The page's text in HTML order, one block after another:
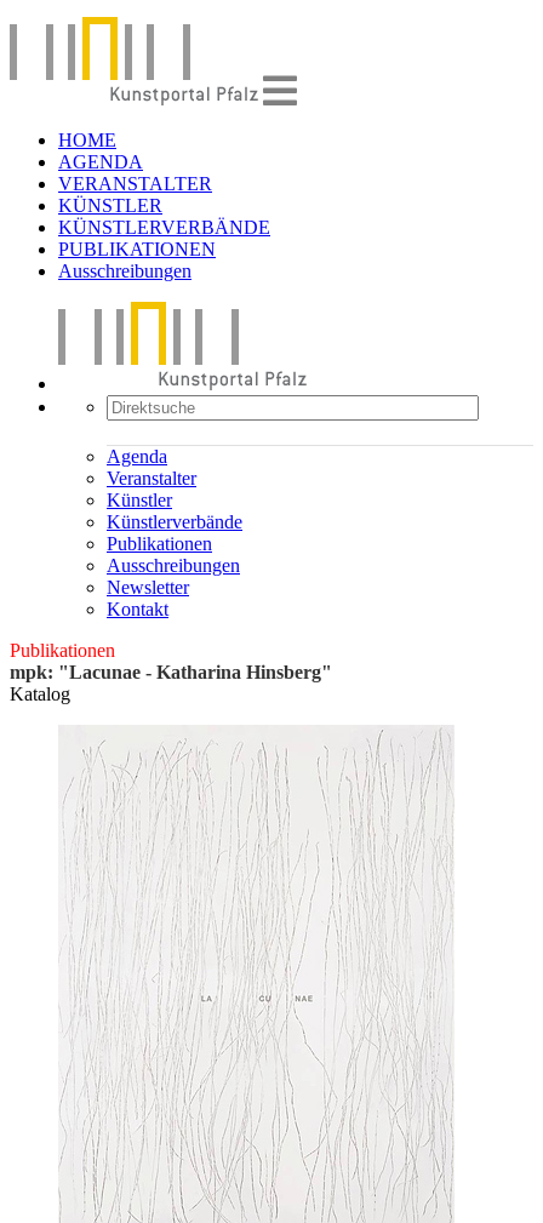
HOME
AGENDA
VERANSTALTER
KÜNSTLER
KÜNSTLERVERBÄNDE
PUBLIKATIONEN
Ausschreibungen
Agenda
Veranstalter
Künstler
Künstlerverbände
Publikationen
Ausschreibungen
Newsletter
Kontakt
Publikationen
mpk: "Lacunae - Katharina Hinsberg"
Katalog